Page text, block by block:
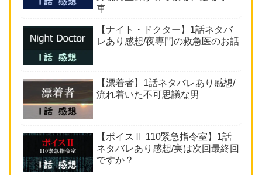
車
【ナイト・ドクター】1話ネタバ
レあり感想/夜専門の救急医のお話
【漂着者】1話ネタバレあり感想/
流れ着いた不可思議な男
【ボイスⅡ 110緊急指令室】1話
ネタバレあり感想/実は次回最終回
ですか？